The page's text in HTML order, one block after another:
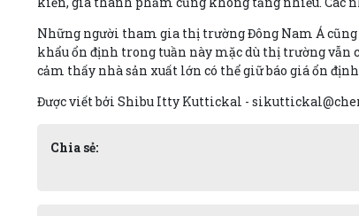
Những người tham gia thị trường Đông Nam Á
khẩu ổn định trong tuần này mặc dù thị trường vẫn
cảm thấy nhà sản xuất lớn có thể giữ báo giá ổn
Được viết bởi Shibu Itty Kuttickal -
Chia sẻ: